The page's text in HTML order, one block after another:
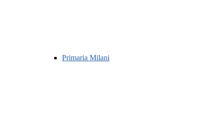
Primaria Milani